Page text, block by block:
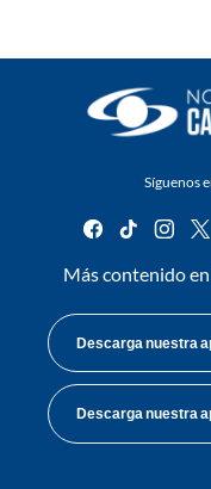
Síguenos
facebook
tiktok
Más contenido en
Descarga nuestra
Descarga nuestra